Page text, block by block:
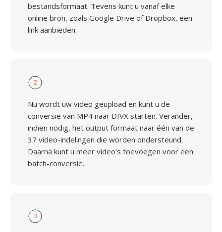
bestandsformaat. Tevens kunt u vanaf elke
online bron, zoals Google Drive of Dropbox, een
link aanbieden.
2
Nu wordt uw video geüpload en kunt u de
conversie van MP4 naar DIVX starten. Verander,
indien nodig, het output formaat naar één van de
37 video-indelingen die worden ondersteund.
Daarna kunt u meer video's toevoegen voor een
batch-conversie.
3